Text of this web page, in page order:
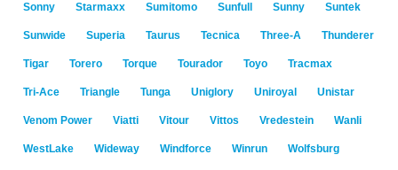
Sonny Starmaxx Sumitomo Sunfull Sunny Suntek
Sunwide Superia Taurus Tecnica Three-A Thunderer
Tigar Torero Torque Tourador Toyo Tracmax
Tri-Ace Triangle Tunga Uniglory Uniroyal Unistar
Venom Power Viatti Vitour Vittos Vredestein Wanli
WestLake Wideway Windforce Winrun Wolfsburg